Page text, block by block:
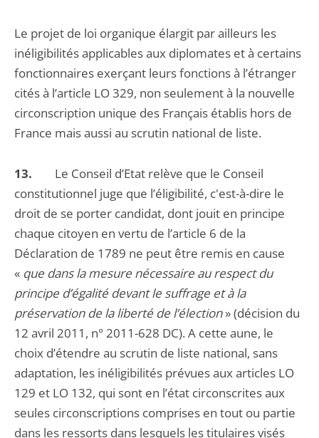
Le projet de loi organique élargit par ailleurs les
inéligibilités applicables aux diplomates et à certains
fonctionnaires exerçant leurs fonctions à l’étranger
cités à l’article LO 329, non seulement à la nouvelle
circonscription unique des Français établis hors de
France mais aussi au scrutin national de liste.
13. Le Conseil d’Etat relève que le Conseil
constitutionnel juge que l’éligibilité, c'est-à-dire le
droit de se porter candidat, dont jouit en principe
chaque citoyen en vertu de l’article 6 de la
Déclaration de 1789 ne peut être remis en cause
« que dans la mesure nécessaire au respect du
principe d’égalité devant le suffrage et à la
préservation de la liberté de l’élection» (décision du
12 avril 2011, n° 2011-628 DC). A cette aune, le
choix d’étendre au scrutin de liste national, sans
adaptation, les inéligibilités prévues aux articles LO
129 et LO 132, qui sont en l’état circonscrites aux
seules circonscriptions comprises en tout ou partie
dans les ressorts dans lesquels les titulaires visés